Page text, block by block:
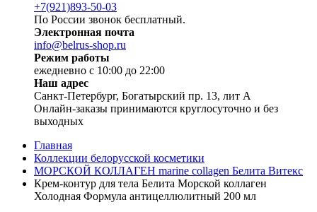
+7(921)893-50-03
По России звонок бесплатный.
Электронная почта
info@belrus-shop.ru
Режим работы
ежедневно с 10:00 до 22:00
Наш адрес
Санкт-Петербург, Богатырский пр. 13, лит А
Онлайн-заказы принимаются круглосуточно и без
выходных
Главная
Коллекции белорусской косметики
МОРСКОЙ КОЛЛАГЕН marine collagen Белита Витекс
Крем-контур для тела Белита Морской коллаген
Холодная Формула антицеллюлитный 200 мл